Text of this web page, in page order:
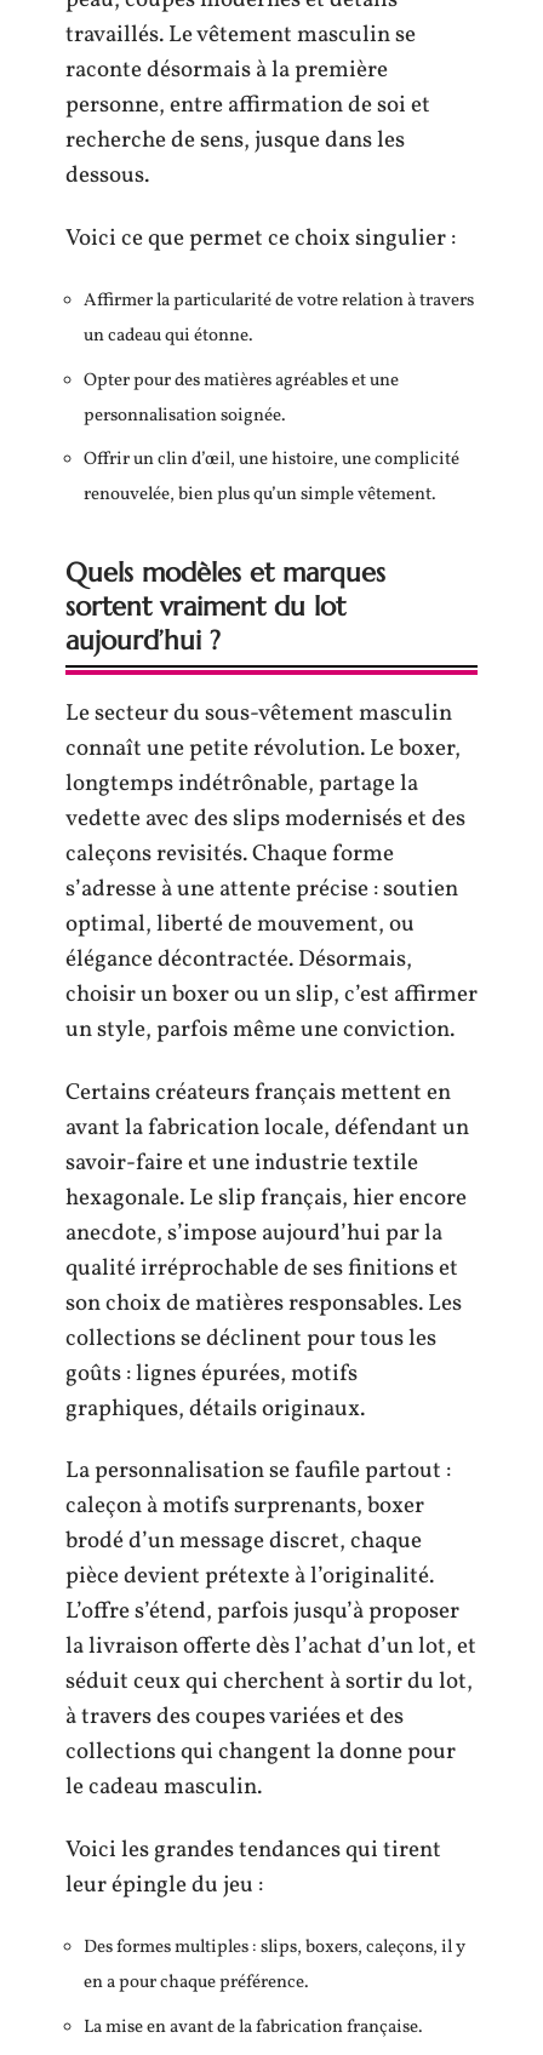
travaillés. Le vêtement masculin se
raconte désormais à la première
personne, entre affirmation de soi et
recherche de sens, jusque dans les
dessous.
Voici ce que permet ce choix singulier :
Affirmer la particularité de votre relation à travers
un cadeau qui étonne.
Opter pour des matières agréables et une
personnalisation soignée.
Offrir un clin d’œil, une histoire, une complicité
renouvelée, bien plus qu’un simple vêtement.
Quels modèles et marques
sortent vraiment du lot
aujourd’hui ?
Le secteur du sous-vêtement masculin
connaît une petite révolution. Le boxer,
longtemps indétrônable, partage la
vedette avec des slips modernisés et des
caleçons revisités. Chaque forme
s’adresse à une attente précise : soutien
optimal, liberté de mouvement, ou
élégance décontractée. Désormais,
choisir un boxer ou un slip, c’est affirmer
un style, parfois même une conviction.
Certains créateurs français mettent en
avant la fabrication locale, défendant un
savoir-faire et une industrie textile
hexagonale. Le slip français, hier encore
anecdote, s’impose aujourd’hui par la
qualité irréprochable de ses finitions et
son choix de matières responsables. Les
collections se déclinent pour tous les
goûts : lignes épurées, motifs
graphiques, détails originaux.
La personnalisation se faufile partout :
caleçon à motifs surprenants, boxer
brodé d’un message discret, chaque
pièce devient prétexte à l’originalité.
L’offre s’étend, parfois jusqu’à proposer
la livraison offerte dès l’achat d’un lot, et
séduit ceux qui cherchent à sortir du lot,
à travers des coupes variées et des
collections qui changent la donne pour
le cadeau masculin.
Voici les grandes tendances qui tirent
leur épingle du jeu :
Des formes multiples : slips, boxers, caleçons, il y
en a pour chaque préférence.
La mise en avant de la fabrication française.